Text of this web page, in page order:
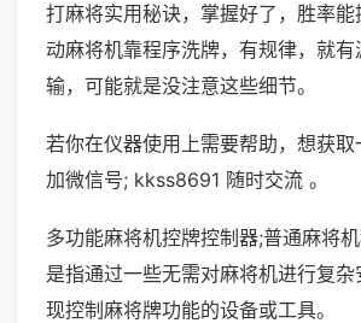
打麻将实用秘诀，掌握好了，胜率能
动麻将机靠程序洗牌，有规律，就
输，可能就是没注意这些细节。
若你在仪器使用上需要帮助，想获
加微信号; kkss8691 随时交流 。
多功能麻将机控牌控制器;普通麻将
是指通过一些无需对麻将机进行复
现控制麻将牌功能的设备或工具。